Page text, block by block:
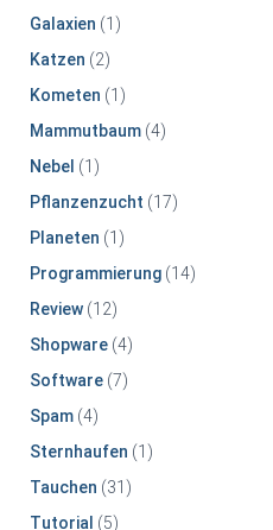
Galaxien (1)
Katzen (2)
Kometen (1)
Mammutbaum (4)
Nebel (1)
Pflanzenzucht (17)
Planeten (1)
Programmierung (14)
Review (12)
Shopware (4)
Software (7)
Spam (4)
Sternhaufen (1)
Tauchen (31)
Tutorial (5)